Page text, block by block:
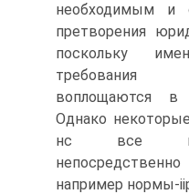
необходимым и
претворения
поскольку
требования
воплощаются в
Однако
нс все
например нормы-